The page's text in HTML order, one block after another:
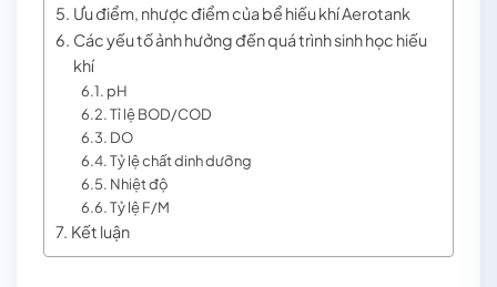
Ưu điểm, nhược điểm của bể hiếu khí Aerotank
Các yếu tố ảnh hưởng đến quá trình sinh học hiếu
khí
pH
Tỉ lệ BOD/COD
DO
Tỷ lệ chất dinh dưỡng
Nhiệt độ
Tỷ lệ F/M
Kết luận